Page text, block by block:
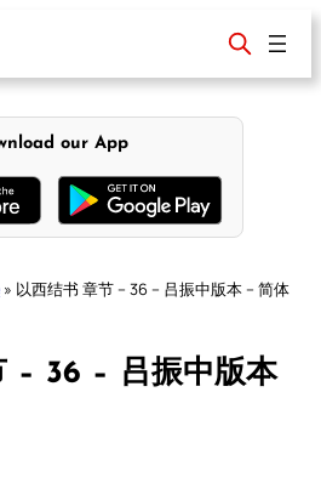
our App
» 以西结书 章节 – 36 – 吕振中版本 – 简体
– 36 – 吕振中版本